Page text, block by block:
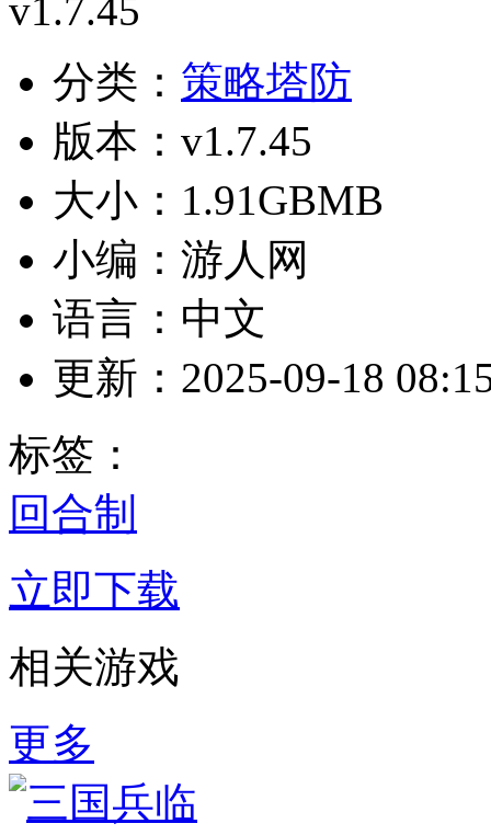
分类： 策略塔防
版本：v1.7.45
大小：1.91GBMB
小编：游人网
语言：中文
更新：2025-09-18
标签：
回合制
立即下载
相关游戏
更多